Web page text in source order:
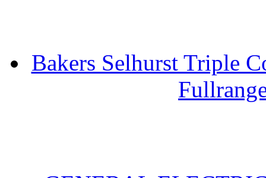
Bakers Selhurst Triple